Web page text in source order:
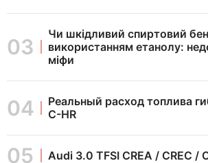
Чи шкідливий спиртовий
використанням етанолу:
міфи
Реальный расход топлива
C-HR
Audi 3.0 TFSI CREA / CREC /